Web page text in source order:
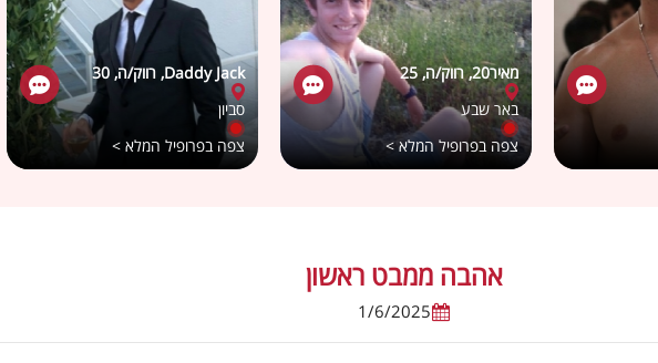
Daddy Jack, רווק/ה, 30
סביון
צפה בפרופיל המלא >
מאיר20, רווק/ה, 25
באר שבע
צפה בפרופיל המלא >
אהבה ממבט ראשון
1/6/2025